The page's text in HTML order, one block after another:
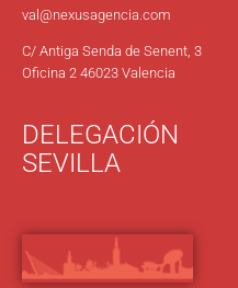
val@nexusagencia.com
C/ Antiga Senda de Senent, 3
Oficina 2 46023 Valencia
DELEGACIÓN
SEVILLA